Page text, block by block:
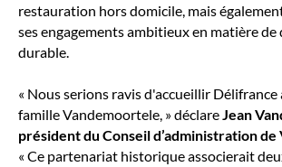
restauration hors domicile, mais
ses engagements ambitieux en matière
durable.
« Nous serions ravis d'accueillir Délifrance
famille Vandemoortele, » déclareJean
président du Conseil d’administration
« Ce partenariat historique associerait